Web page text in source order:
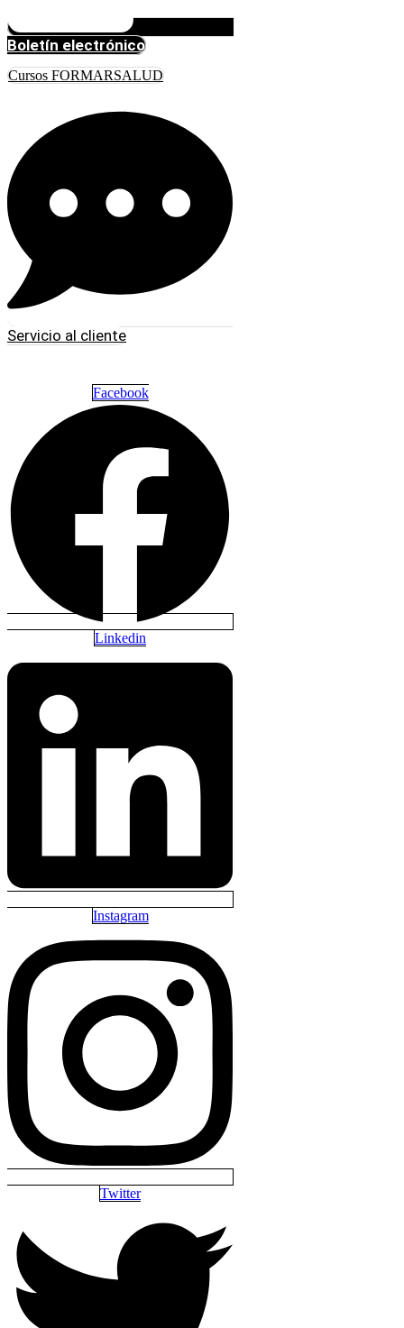
Boletín electrónico
Cursos FORMARSALUD
Servicio al cliente
Facebook
Linkedin
Instagram
Twitter